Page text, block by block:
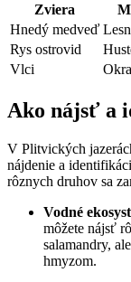
Zviera
Hnedý medveď
Rys ostrovid
Vlci
Ako nájsť ​a⁤
V Plitvických
nájdenie ​a
rôznych⁤ druhov sa
Vodné
‌môžete ‌nájsť⁤
salamandry,
hmyzom.